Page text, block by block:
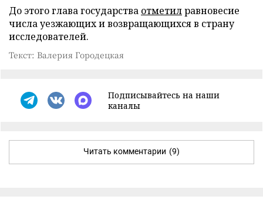
До этого глава государства отметилравновесие
числа уезжающих и возвращающихся в страну
исследователей.
Текст: Валерия Городецкая
Подписывайтесь на наши
каналы
Читать комментарии (9)